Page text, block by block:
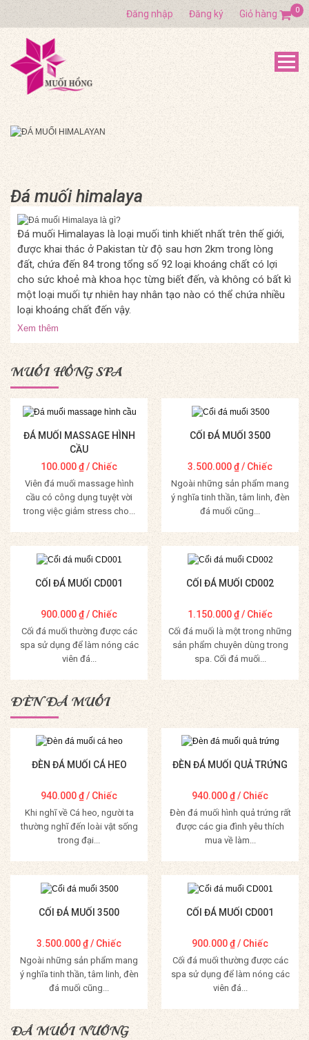
Đăng nhập Đăng ký Giỏ hàng 0
Đá muối himalaya
Đá muối Himalayas là loại muối tinh khiết nhất trên thế giới,
được khai thác ở Pakistan từ độ sau hơn 2km trong lòng
đất, chứa đến 84 trong tổng số 92 loại khoáng chất có lợi
cho sức khoẻ mà khoa học từng biết đến, và không có bất kì
một loại muối tự nhiên hay nhân tạo nào có thể chứa nhiều
loại khoáng chất đến vậy.
Xem thêm
MUỐI HỒNG SPA
ĐÁ MUỐI MASSAGE HÌNH
CẦU
100.000₫/ Chiếc
Viên đá muối massage hình
cầu có công dụng tuyệt vời
trong việc giảm stress cho...
Mua Hàng
CỐI ĐÁ MUỐI 3500
3.500.000₫/ Chiếc
Ngoài những sản phẩm mang
ý nghĩa tinh thần, tâm linh, đèn
đá muối cũng...
Mua Hàng
CỐI ĐÁ MUỐI CD001
900.000₫/ Chiếc
Cối đá muối thường được các
spa sử dụng để làm nóng các
viên đá...
Mua Hàng
CỐI ĐÁ MUỐI CD002
1.150.000₫/ Chiếc
Cối đá muối là một trong những
sản phẩm chuyên dùng trong
spa. Cối đá muối...
Mua Hàng
ĐÈN ĐÁ MUỐI
ĐÈN ĐÁ MUỐI CÁ HEO
940.000₫/ Chiếc
Khi nghĩ về Cá heo, người ta
thường nghĩ đến loài vật sống
trong đại...
Mua Hàng
ĐÈN ĐÁ MUỐI QUẢ TRỨNG
940.000₫/ Chiếc
Đèn đá muối hình quả trứng rất
được các gia đình yêu thích
mua về làm...
Mua Hàng
CỐI ĐÁ MUỐI 3500
3.500.000₫/ Chiếc
Ngoài những sản phẩm mang
ý nghĩa tinh thần, tâm linh, đèn
đá muối cũng...
Mua Hàng
CỐI ĐÁ MUỐI CD001
900.000₫/ Chiếc
Cối đá muối thường được các
spa sử dụng để làm nóng các
viên đá...
Mua Hàng
ĐÁ MUỐI NƯỚNG